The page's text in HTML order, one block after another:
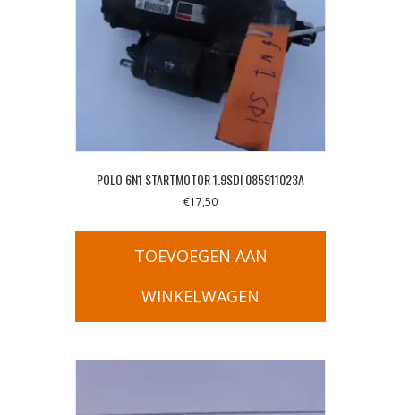
POLO 6N1 STARTMOTOR 1.9SDI 085911023A
€17,50
TOEVOEGEN AAN
WINKELWAGEN